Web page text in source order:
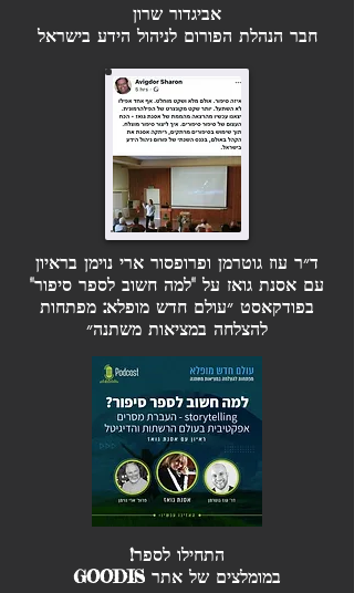
אביגדור שרון
חבר הנהלת הפורום לניהול הידע בישראל
ד״ר עוז גוטרמן ופרופסור ארי נוימן בראיון
עם אסנת גואז על "למה חשוב לספר סיפור"
בפודקאסט ״עולם חדש מופלא: מפתחות
להצלחה במציאות משתנה״
התחילו לספר!
במומלצים של אתר GOODIS